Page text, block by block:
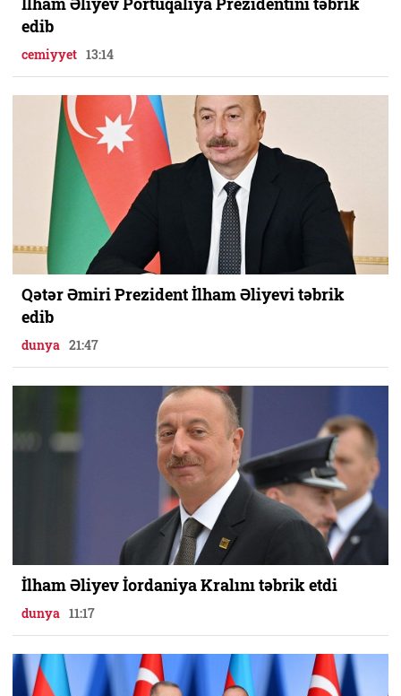
edib
cemiyyet 13:14
Qətər Əmiri Prezident İlham Əliyevi təbrik
edib
dunya 21:47
İlham Əliyev İordaniya Kralını təbrik etdi
dunya 11:17